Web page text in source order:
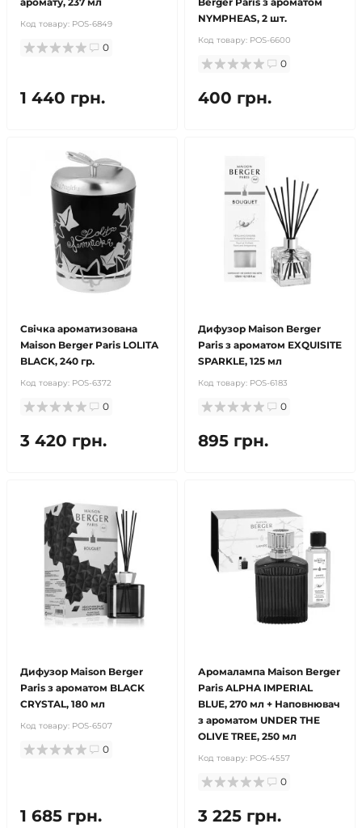
Код товару: POS-6849
0
1 440 грн.
NYMPHEAS, 2 шт.
Код товару: POS-6600
0
400 грн.
Свічка ароматизована
Maison Berger Paris LOLITA
BLACK, 240 гр.
Код товару: POS-6372
0
3 420 грн.
Дифузор Maison Berger
Paris з ароматом EXQUISITE
SPARKLE, 125 мл
Код товару: POS-6183
0
895 грн.
Дифузор Maison Berger
Paris з ароматом BLACK
CRYSTAL, 180 мл
Код товару: POS-6507
0
1 685 грн.
Аромалампа Maison Berger
Paris ALPHA IMPERIAL
BLUE, 270 мл + Наповнювач
з ароматом UNDER THE
OLIVE TREE, 250 мл
Код товару: POS-4557
0
3 225 грн.